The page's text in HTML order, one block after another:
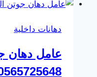
دهان
دهانات داخلية
عامل دهان